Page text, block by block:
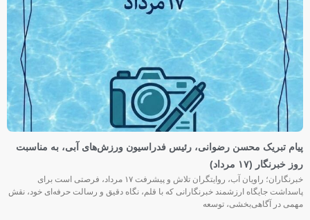
پیام تبریک محسن رضوانی، رئیس فدراسیون ورزش‌های آبی، به مناسبت
روز خبرنگار (۱۷ مرداد)
خبرنگاران؛ راویان آب، روایتگران تلاش و پیشرفت ۱۷ مرداد، فرصتی است برای
پاسداشت جایگاه ارزشمند خبرنگارانی که با قلم، نگاه دقیق و رسالت حرفه‌ای خود، نقش
مهمی در آگاهی‌بخشی، توسعه